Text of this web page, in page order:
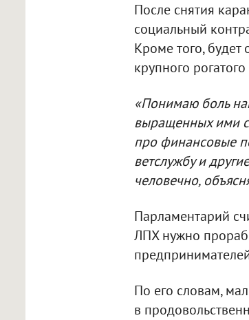
После снятия
социальный
Кроме того, будет
крупного
«Понимаю боль
выращенных ими с
про финансовые
ветслужбу и
человечно,
Парламентарий
ЛПХ нужно
По его словам,
в